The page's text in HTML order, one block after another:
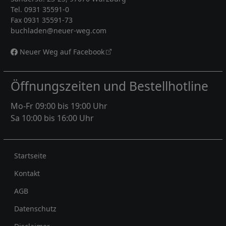
Tel. 0931 35591-0
Fax 0931 35591-73
buchladen@neuer-weg.com
Neuer Weg auf Facebook
Öffnungszeiten und Bestellhotline
Mo-Fr 09:00 bis 19:00 Uhr
Sa 10:00 bis 16:00 Uhr
Rechtliches
Startseite
Kontakt
AGB
Datenschutz